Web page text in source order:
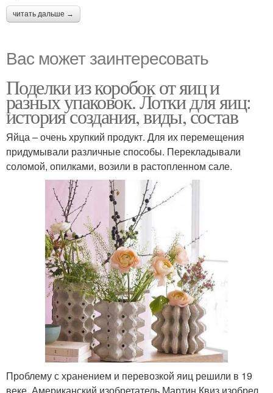
читать дальше →
Вас может заинтересовать
Поделки из коробок от яиц и
разных упаковок. Лотки для яиц:
история создания, виды, состав
Яйца – очень хрупкий продукт. Для их перемещения
придумывали различные способы. Перекладывали
соломой, опилками, возили в растопленном сале.
Проблему с хранением и перевозкой яиц решили в 19